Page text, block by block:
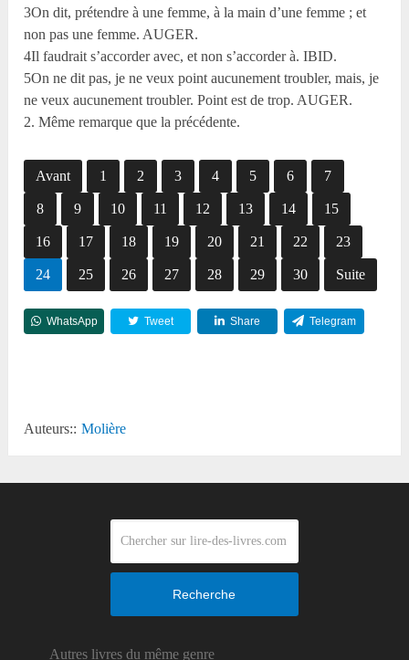
3On dit, prétendre à une femme, à la main d’une femme ; et
non pas une femme. AUGER.
4Il faudrait s’accorder avec, et non s’accorder à. IBID.
5On ne dit pas, je ne veux point aucunement troubler, mais, je
ne veux aucunement troubler. Point est de trop. AUGER.
2. Même remarque que la précédente.
Avant 1 2 3 4 5 6 7
8 9 10 11 12 13 14 15
16 17 18 19 20 21 22 23
24 25 26 27 28 29 30 Suite
WhatsApp Tweet Share Telegram
Auteurs:: Molière
Recherche
Autres livres du même genre